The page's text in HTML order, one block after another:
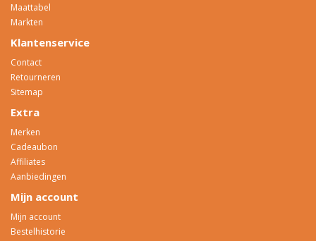
Maattabel
Markten
Klantenservice
Contact
Retourneren
Sitemap
Extra
Merken
Cadeaubon
Affiliates
Aanbiedingen
Mijn account
Mijn account
Bestelhistorie